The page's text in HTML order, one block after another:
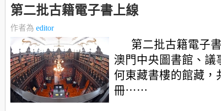
第二批古籍電子書上線
作者為 editor
第二批古籍電子
澳門中央圖書館、議
何東藏書樓的館藏，
冊⋯⋯